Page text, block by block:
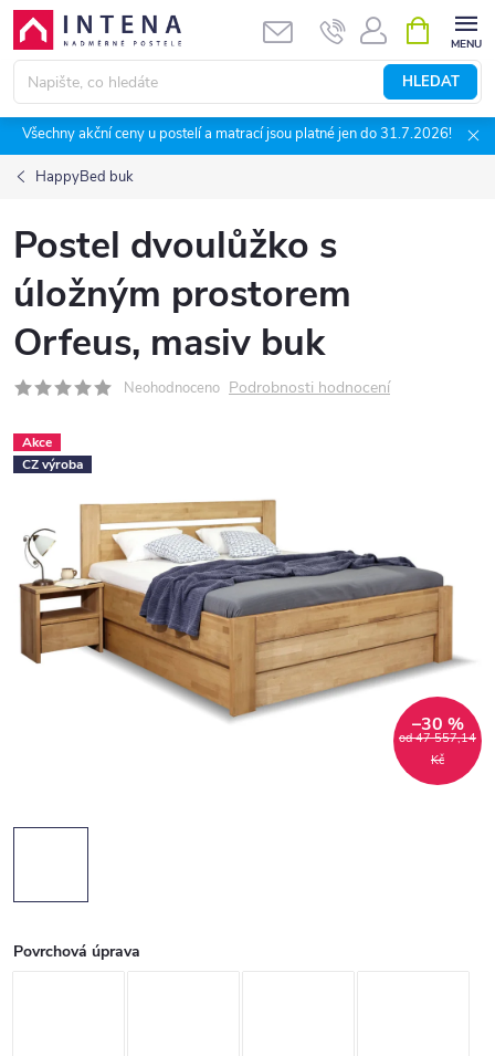
Přejít
obsah
HLEDAT
NÁKUPNÍ
KOŠÍK
Všechny akční ceny u postelí a matrací jsou platné jen do 31.7.2026!
HappyBed buk
Postel dvoulůžko s
úložným prostorem
Orfeus, masiv buk
Neohodnoceno Podrobnosti hodnocení
Akce
CZ výroba
od 47 557,14
Kč
–30 %
Povrchová úprava